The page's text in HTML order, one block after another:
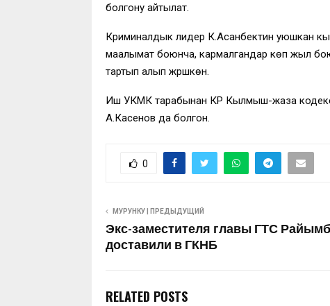
болгону айтылат.
Криминалдык лидер К.Асанбектин уюшкан
маалымат боюнча, кармалгандар көп жыл
тартып алып жүрүшкөн.
Иш УКМК тарабынан КР Кылмыш-жаза
А.Касенов да болгон.
0
МУРУНКУ | ПРЕДЫДУЩИЙ
Экс-заместителя главы ГТС
доставили в ГКНБ
RELATED POSTS